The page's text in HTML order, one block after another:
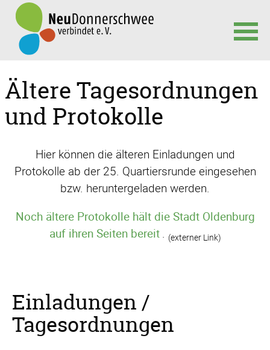
überspringen
Ältere Tagesordnungen
und Protokolle
Hier können die älteren Einladungen und
Protokolle ab der 25. Quartiersrunde eingesehen
bzw. heruntergeladen werden.
Noch ältere Protokolle hält die Stadt Oldenburg
auf ihren Seiten bereit . (externer Link)
Einladungen /
Tagesordnungen